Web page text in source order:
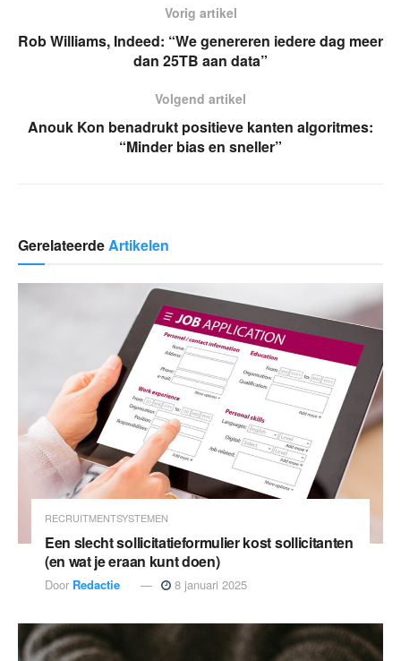
Vorig artikel
Rob Williams, Indeed: “We genereren iedere dag meer
dan 25TB aan data”
Volgend artikel
Anouk Kon benadrukt positieve kanten algoritmes:
“Minder bias en sneller”
Gerelateerde Artikelen
RECRUITMENTSYSTEMEN
Een slecht sollicitatieformulier kost sollicitanten
(en wat je eraan kunt doen)
Door Redactie 8 januari 2025